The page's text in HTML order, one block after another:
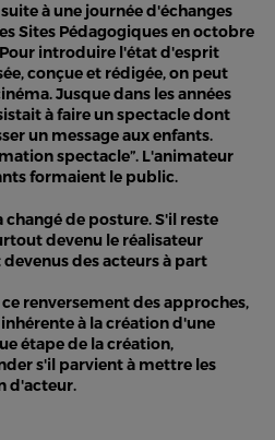
à une journée d'échanges
Sites Pédagogiques en octobre
introduire l'état d'esprit
conçue et rédigée, on peut
Jusque dans les années
à faire un spectacle dont
un message aux enfants.
spectacle”. L'animateur
formaient le public.
de posture. S'il reste
devenu le réalisateur
des acteurs à part
renversement des approches,
à la création d'une
étape de la création,
s'il parvient à mettre les
d'acteur.